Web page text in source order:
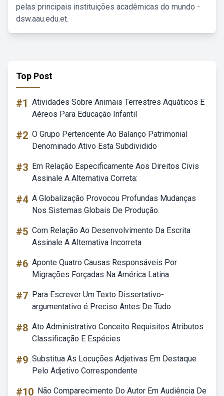
pelas principais instituições acadêmicas do mundo -
dsw.aau.edu.et.
Top Post
#1 Atividades Sobre Animais Terrestres Aquáticos E
Aéreos Para Educação Infantil
#2 O Grupo Pertencente Ao Balanço Patrimonial
Denominado Ativo Esta Subdividido
#3 Em Relação Especificamente Aos Direitos Civis
Assinale A Alternativa Correta:
#4 A Globalização Provocou Profundas Mudanças
Nos Sistemas Globais De Produção.
#5 Com Relação Ao Desenvolvimento Da Escrita
Assinale A Alternativa Incorreta
#6 Aponte Quatro Causas Responsáveis Por
Migrações Forçadas Na América Latina
#7 Para Escrever Um Texto Dissertativo-
argumentativo é Preciso Antes De Tudo
#8 Ato Administrativo Conceito Requisitos Atributos
Classificação E Espécies
#9 Substitua As Locuções Adjetivas Em Destaque
Pelo Adjetivo Correspondente
#10 Não Comparecimento Do Autor Em Audiência De